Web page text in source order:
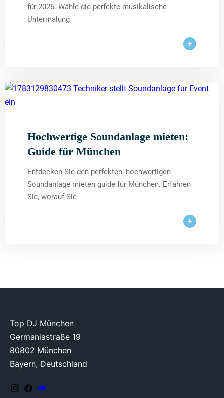
für 2026. Wähle die perfekte musikalische
Untermalung
Hochwertige Soundanlage mieten:
Guide für München
Entdecken Sie den perfekten, hochwertigen
Soundanlage mieten guide für München. Erfahren
Sie, worauf Sie
Top DJ München
Germaniastraße 19
80802 München
Bayern, Deutschland